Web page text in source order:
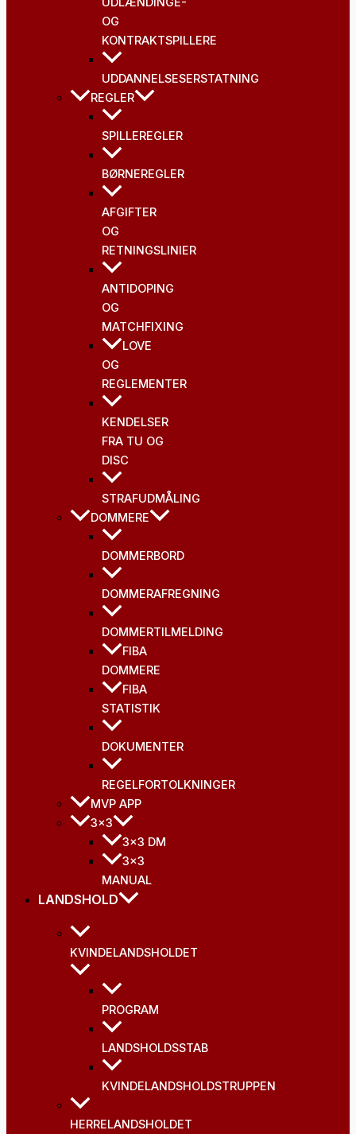
OG
KONTRAKTSPILLERE
UDDANNELSESERSTATNING
REGLER
SPILLEREGLER
BØRNEREGLER
AFGIFTER
OG
RETNINGSLINIER
ANTIDOPING
OG
MATCHFIXING
LOVE
OG
REGLEMENTER
KENDELSER
FRA TU OG
DISC
STRAFUDMÅLING
DOMMERE
DOMMERBORD
DOMMERAFREGNING
DOMMERTILMELDING
FIBA
DOMMERE
FIBA
STATISTIK
DOKUMENTER
REGELFORTOLKNINGER
MVP APP
3×3
3×3 DM
3×3
MANUAL
LANDSHOLD
KVINDELANDSHOLDET
PROGRAM
LANDSHOLDSSTAB
KVINDELANDSHOLDSTRUPPEN
HERRELANDSHOLDET